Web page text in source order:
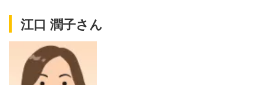
江口 潤子さん